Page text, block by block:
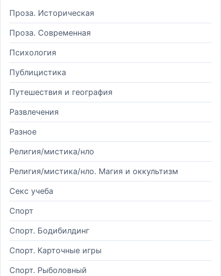
Проза. Историческая
Проза. Современная
Психология
Публицистика
Путешествия и география
Развлечения
Разное
Религия/мистика/нло
Религия/мистика/нло. Магия и оккультизм
Секс учеба
Спорт
Спорт. Бодибилдинг
Спорт. Карточные игры
Спорт. Рыболовный